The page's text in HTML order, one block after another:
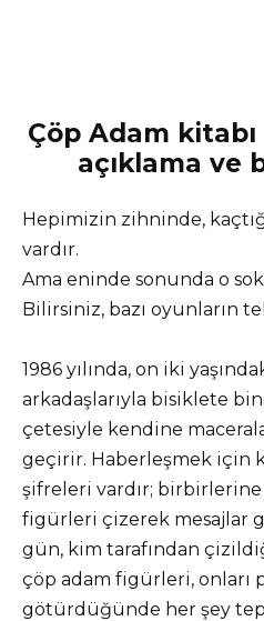
Çöp Adam
açıklama ve
Hepimizin zihninde,
vardır.
Ama eninde sonunda o
Bilirsiniz, bazı oyunların
1986 yılında, on iki
arkadaşlarıyla bisiklete
çetesiyle kendine
geçirir. Haberleşmek için
şifreleri vardır;
figürleri çizerek mesajlar
gün, kim tarafından
çöp adam figürleri, onları
götürdüğünde her şey